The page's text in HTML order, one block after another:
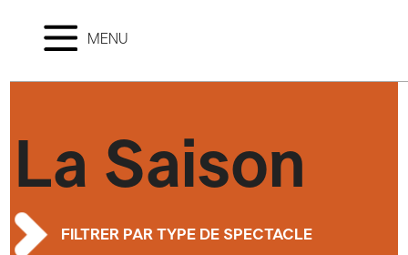
MENU
La Saison
FILTRER PAR TYPE DE SPECTACLE